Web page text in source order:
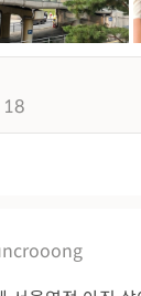
18